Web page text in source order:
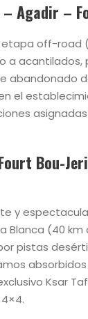
– Agadir –
etapa off-road
a acantilados,
abandonado
el
Bou-
y
Blanca (40
pistas
absorbidos
Ksar